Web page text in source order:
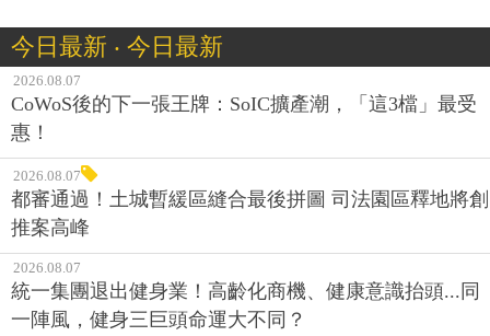
今日最新 ‧ 今日最新
2026.08.07
CoWoS後的下一張王牌：SoIC擴產潮，「這3檔」最受
惠！
2026.08.07
都審通過！土城暫緩區縫合最後拼圖 司法園區釋地將創
推案高峰
2026.08.07
統一集團退出健身業！高齡化商機、健康意識抬頭...同
一陣風，健身三巨頭命運大不同？